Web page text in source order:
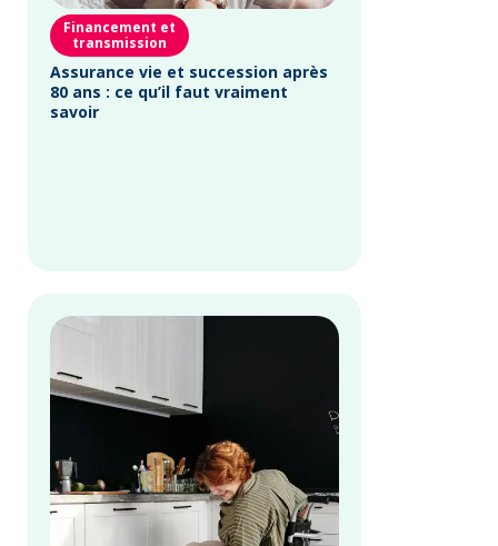
Financement et
transmission
Assurance vie et succession après
80 ans : ce qu’il faut vraiment
savoir